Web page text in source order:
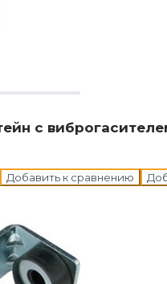
с
Добавить к сравнению